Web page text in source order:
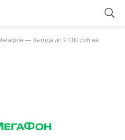
— Выгода до 9 000 руб.на